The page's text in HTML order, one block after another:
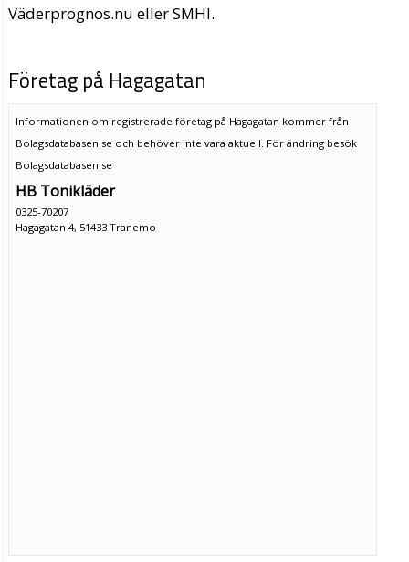
Väderprognos.nu eller SMHI.
Företag på Hagagatan
Informationen om registrerade företag på Hagagatan kommer från
Bolagsdatabasen.se och behöver inte vara aktuell. För ändring besök
Bolagsdatabasen.se
HB Tonikläder
0325-70207
Hagagatan 4, 51433 Tranemo